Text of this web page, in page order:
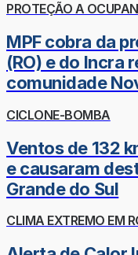
PROTEÇÃO A
MPF cobra da
(RO) e do Incra
comunidade
CICLONE-BOMBA
Ventos de 132
e causaram
Grande do Sul
CLIMA EXTREMO EM